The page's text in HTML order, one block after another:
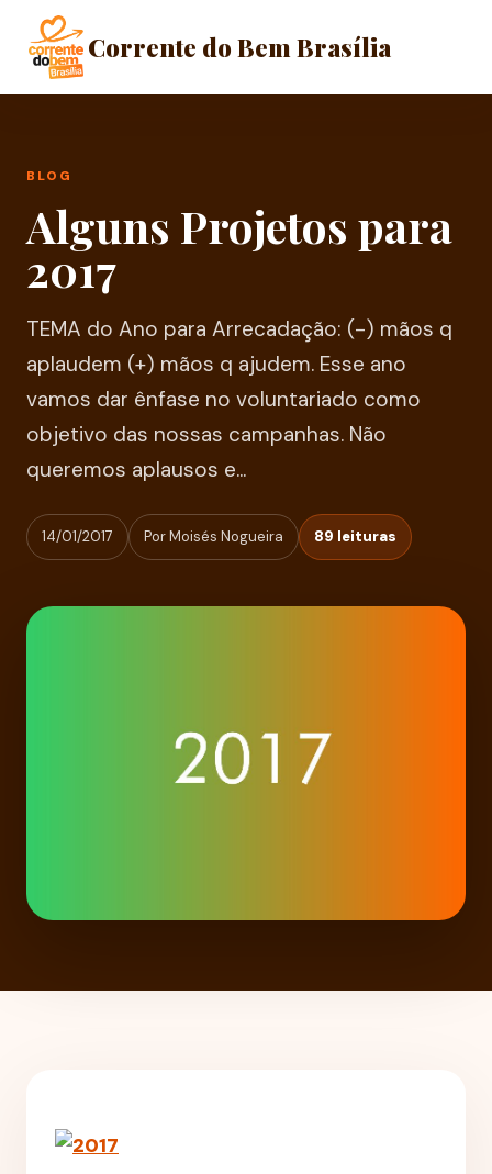
Corrente do Bem Brasília
BLOG
Alguns Projetos para
2017
TEMA do Ano para Arrecadação: (-) mãos q
aplaudem (+) mãos q ajudem. Esse ano
vamos dar ênfase no voluntariado como
objetivo das nossas campanhas. Não
queremos aplausos e...
14/01/2017 Por Moisés Nogueira 89 leituras